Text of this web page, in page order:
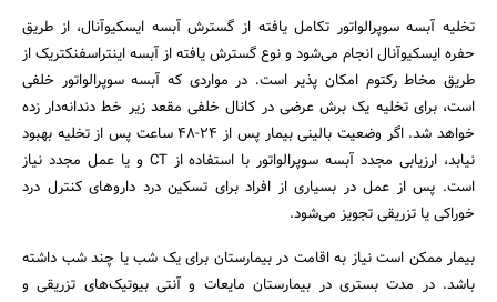
تخلیه آبسه سوپرالواتور تکامل یافته از گسترش آبسه ایسکیوآنال، از طریق
حفره ایسکیوآنال انجام می‌شود و نوع گسترش یافته از آبسه اینتراسفنکتریک از
طریق مخاط رکتوم امکان پذیر است. در مواردی که آبسه سوپرالواتور خلفی
است، برای تخلیه یک برش عرضی در کانال خلفی مقعد زیر خط دندانه‌دار زده
خواهد شد. اگر وضعیت بالینی بیمار پس از ۲۴-۴۸ ساعت پس از تخلیه بهبود
نیابد، ارزیابی مجدد آبسه سوپرالواتور با استفاده از CT و یا عمل مجدد نیاز
است. پس از عمل در بسیاری از افراد برای تسکین درد داروهای کنترل درد
خوراکی یا تزریقی تجویز می‌شود.
بیمار ممکن است نیاز به اقامت در بیمارستان برای یک شب یا چند شب داشته
باشد. در مدت بستری در بیمارستان مایعات و آنتی بیوتیک‌‌های تزریقی و